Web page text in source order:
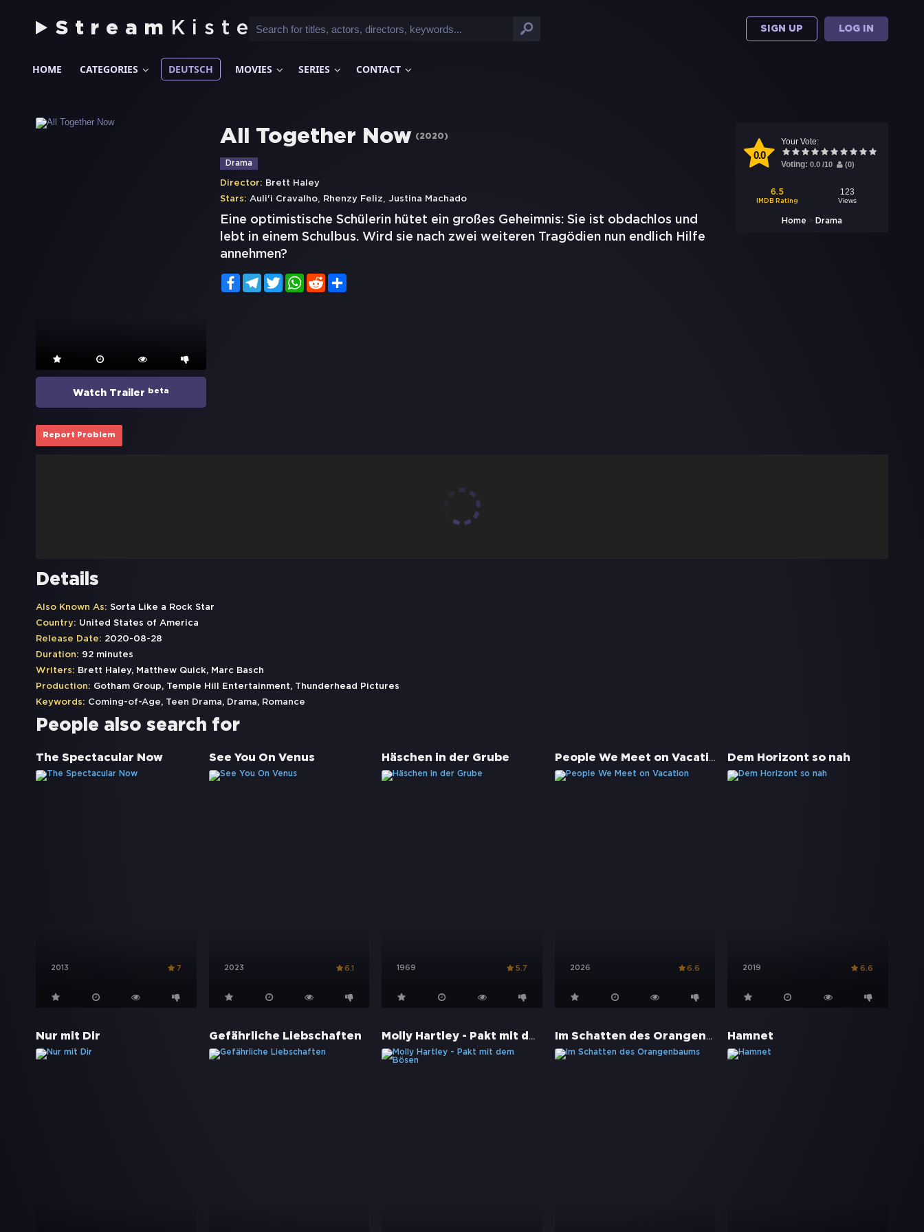
Stream Kiste SIGN UP LOG IN
HOME CATEGORIES DEUTSCH MOVIES SERIES CONTACT
Watch Trailer beta
0.0
Your Vote:
Voting: 0.0 /10 (0)
6.5
IMDB Rating
123
Views
Home > Drama
All Together Now (2020)
Drama
Director: Brett Haley
Stars: Auli'i Cravalho, Rhenzy Feliz, Justina Machado
Eine optimistische Schülerin hütet ein großes Geheimnis: Sie ist obdachlos und
lebt in einem Schulbus. Wird sie nach zwei weiteren Tragödien nun endlich Hilfe
annehmen?
FacebookTelegramTwitterWhatsApp
Reddit
Report Problem
Details
Also Known As: Sorta Like a Rock Star
Country: United States of America
Release Date: 2020-08-28
Duration: 92 minutes
Writers: Brett Haley, Matthew Quick, Marc Basch
Production: Gotham Group, Temple Hill Entertainment, Thunderhead Pictures
Keywords: Coming-of-Age, Teen Drama, Drama, Romance
People also search for
The Spectacular Now
2013 7
See You On Venus
2023 6.1
Häschen in der Grube
1969 5.7
People We Meet on Vacation
2026 6.6
Dem Horizont so nah
2019 6.6
Nur mit Dir Gefährliche Liebschaften Molly Hartley - Pakt mit dem Bösen Im Schatten des Orangenbaums Hamnet